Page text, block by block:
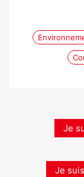
Je
Je